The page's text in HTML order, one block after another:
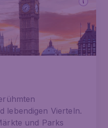
lebendigen Vierteln.
und Parks